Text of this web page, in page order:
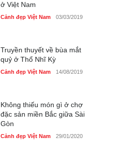
ở Việt Nam
Cảnh đẹp Việt Nam 03/03/2019
Truyền thuyết về bùa mắt
quỷ ở Thổ Nhĩ Kỳ
Cảnh đẹp Việt Nam 14/08/2019
Không thiếu món gì ở chợ
đặc sản miền Bắc giữa Sài
Gòn
Cảnh đẹp Việt Nam 29/01/2020